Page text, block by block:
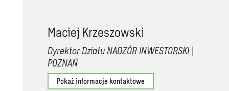
Maciej Krzeszowski
Dyrektor Działu NADZÓR INWESTORSKI |
POZNAŃ
Pokaż informacje kontaktowe